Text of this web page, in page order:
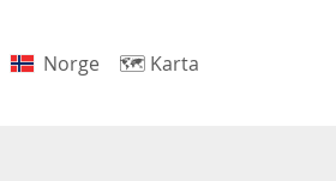
Norge 🗺 Karta